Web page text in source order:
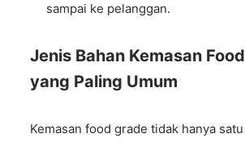
sampai ke pelanggan.
Jenis Bahan Kemasan
yang Paling Umum
Kemasan food grade tidak hanya